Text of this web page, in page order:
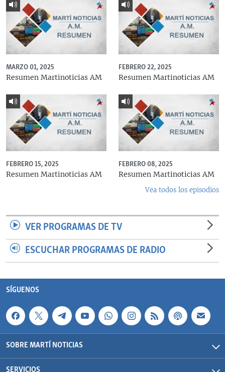
MARZO 01, 2025
Resumen Martinoticias AM
FEBRERO 22, 2025
Resumen Martinoticias AM
FEBRERO 15, 2025
Resumen Martinoticias AM
FEBRERO 08, 2025
Resumen Martinoticias AM
Vea todos los episodios
VER PROGRAMAS DE TV
ESCUCHAR PROGRAMAS DE RADIO
SÍGUENOS
SOBRE MARTÍ NOTICIAS
SERVICIOS